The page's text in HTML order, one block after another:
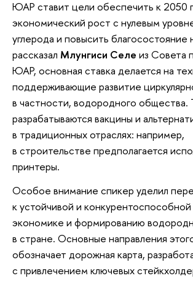
ЮАР ставит цели обеспечить к 2050
экономический рост с нулевым
углерода и повысить благосостояние
рассказал Млунгиси Селе из Совета
ЮАР, основная ставка делается на
поддерживающие развитие
в частности, водородного общества.
разрабатываются вакцины и
в традиционных отраслях: например,
в строительстве предполагается
принтеры.
Особое внимание спикер уделил
к устойчивой и
экономике и формированию
в стране. Основные направления
обозначает дорожная карта,
с привлечением ключевых